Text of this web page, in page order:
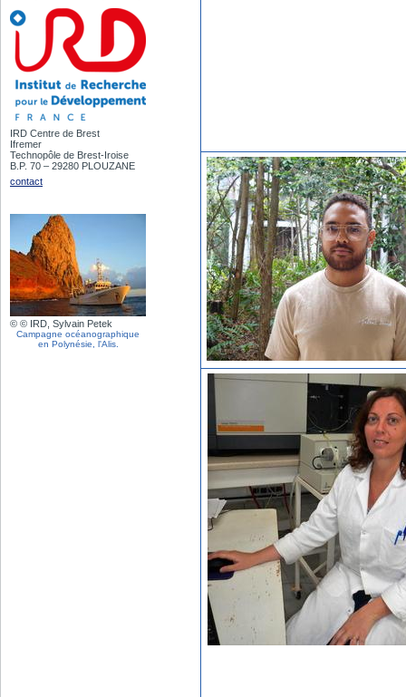
IRD Centre de Brest
Ifremer
Technopôle de Brest-Iroise
B.P. 70 – 29280 PLOUZANE
contact
© © IRD, Sylvain Petek
Campagne océanographique
en Polynésie, l'Alis.